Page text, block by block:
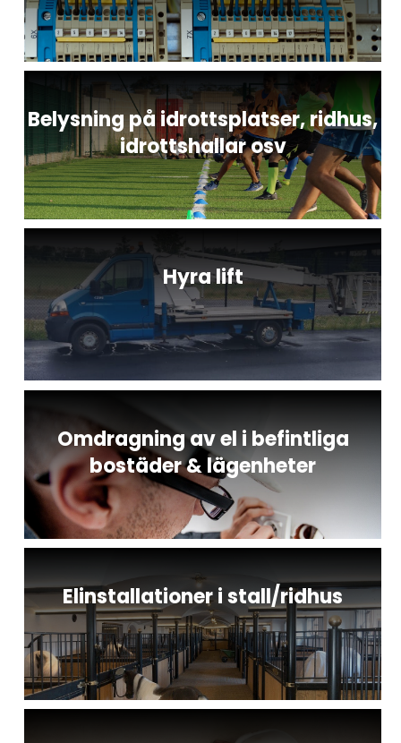
Belysning på idrottsplatser, ridhus,
idrottshallar osv
Hyra lift
Omdragning av el i befintliga
bostäder & lägenheter
Elinstallationer i stall/ridhus